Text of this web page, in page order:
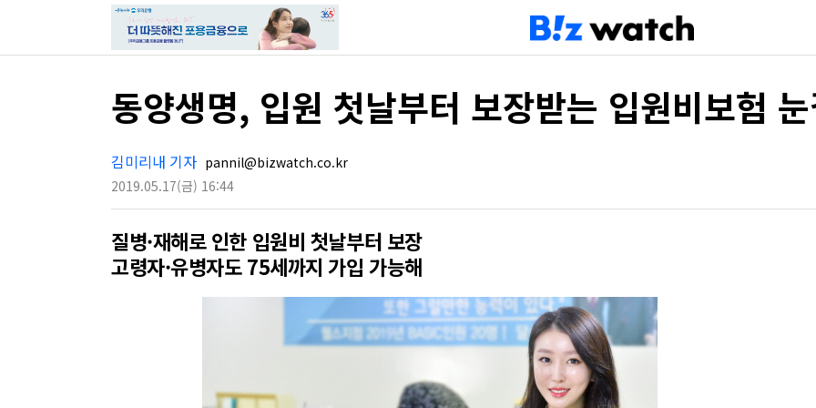
동양생명, 입원 첫날부터 보장받는 입원비보험
김미리내 기자 pannil@bizwatch.co.kr
2019.05.17(금) 16:44
질병·재해로 인한 입원비 첫날부터 보장
고령자·유병자도 75세까지 가입 가능해